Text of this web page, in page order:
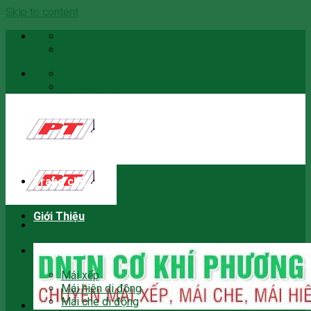
Skip to content
Trang chủ
Giới Thiệu
Sản phẩm
Mái xếp
Mái hiên di động
Mái che di động